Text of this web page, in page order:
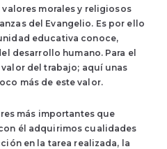
morales y religiosos
del Evangelio. Es por ello
educativa conoce,
desarrollo humano. Para el
del trabajo; aquí unas
más de este valor.
más importantes que
él adquirimos cualidades
en la tarea realizada, la